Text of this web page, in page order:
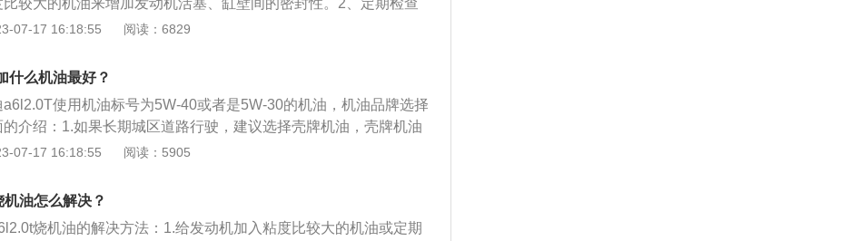
修，是要从根本上解决烧油问题。高端汽车通常使用全合成油，
车也使用高流动性的0W－50系列超级跑车油。好流油，这意味
和活塞环燃烧室较大，所以石油消费自然高于家庭汽车。
较大的机油来增加发动机活塞、缸壁间的密封性。2、定期检查
查机油的标尺，按产品使用说明书要求定期更换机油和机油滤清
路的清洁：燃油在燃烧过程中必不可少的会产生积碳，积碳又是
故障的根源，如气门油封的老化、活塞缸壁间隙变大等。
07-17 16:18:55 阅读：6829
什么机油最好？
使用机油标号为5W-40或者是5W-30的机油，机油品牌选择
介绍：1.如果长期城区道路行驶，建议选择壳牌机油，壳牌机油
，能有效清洁发动机积炭；2.如果经常跑高速长途，建议选择美
实多机油，磁护和极护功能可以更好的保护发动机内的部件。
07-17 16:18:55 阅读：5905
油怎么解决？
烧机油的解决方法：1.给发动机加入粘度比较大的机油或定期